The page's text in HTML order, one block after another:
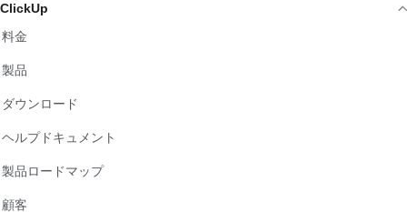
ClickUp
料金
製品
ダウンロード
ヘルプドキュメント
製品ロードマップ
顧客